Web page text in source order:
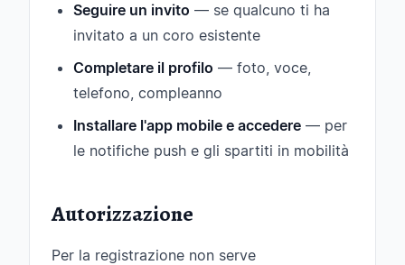
Seguire un invito — se qualcuno ti ha
invitato a un coro esistente
Completare il profilo — foto, voce,
telefono, compleanno
Installare l'app mobile e accedere — per
le notifiche push e gli spartiti in mobilità
Autorizzazione
Per la registrazione non serve